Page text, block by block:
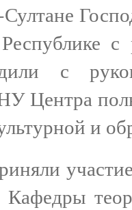
с
Центра
и
Кафедры